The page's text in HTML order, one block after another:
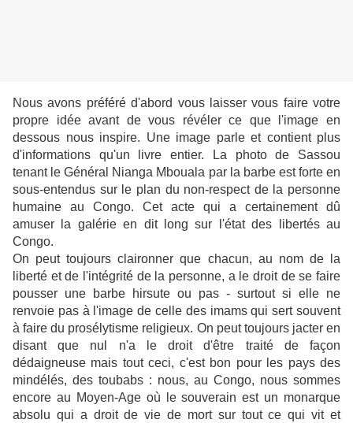
Nous avons préféré d'abord vous laisser vous faire votre
propre idée avant de vous révéler ce que l'image en
dessous nous inspire. Une image parle et contient plus
d'informations qu'un livre entier. La photo de Sassou
tenant le Général Nianga Mbouala par la barbe est forte en
sous-entendus sur le plan du non-respect de la personne
humaine au Congo. Cet acte qui a certainement dû
amuser la galérie en dit long sur l'état des libertés au
Congo.
On peut toujours claironner que chacun, au nom de la
liberté et de l'intégrité de la personne, a le droit de se faire
pousser une barbe hirsute ou pas - surtout si elle ne
renvoie pas à l'image de celle des imams qui sert souvent
à faire du prosélytisme religieux. On peut toujours jacter en
disant que nul n'a le droit d'être traité de façon
dédaigneuse mais tout ceci, c'est bon pour les pays des
mindélés, des toubabs : nous, au Congo, nous sommes
encore au Moyen-Age où le souverain est un monarque
absolu qui a droit de vie de mort sur tout ce qui vit et